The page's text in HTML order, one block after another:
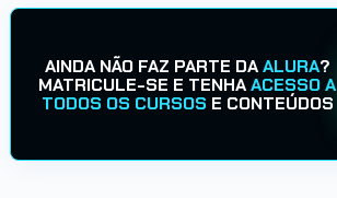
AINDA NÃO FAZ PARTE DAALURA?
MATRICULE-SE E TENHAACESSO A
TODOS OS CURSOS E CONTEÚDOS